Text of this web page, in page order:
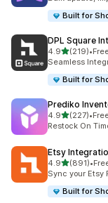
Built for
DPL Square
4.9เต็ม 5 ดาว
(219)
ทั้งหมด 219 รีวิว
•
Seamless
Built for
Prediko
4.9เต็ม 5 ดาว
(227)
ทั้งหมด 227 รีวิว
•
Restock On
Etsy
4.9เต็ม 5 ดาว
(891)
ทั้งหมด 891 รีวิว
•
Sync your Etsy
Built for